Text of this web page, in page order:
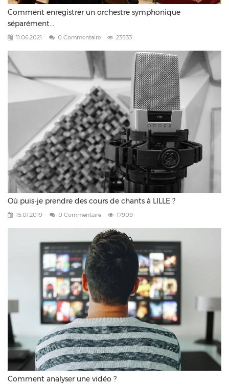
Comment enregistrer un orchestre symphonique
séparément...
11.06.2021 0 Commentaire 23533
Où puis-je prendre des cours de chants à LILLE ?
15.01.2019 0 Commentaire 17909
Comment analyser une vidéo ?